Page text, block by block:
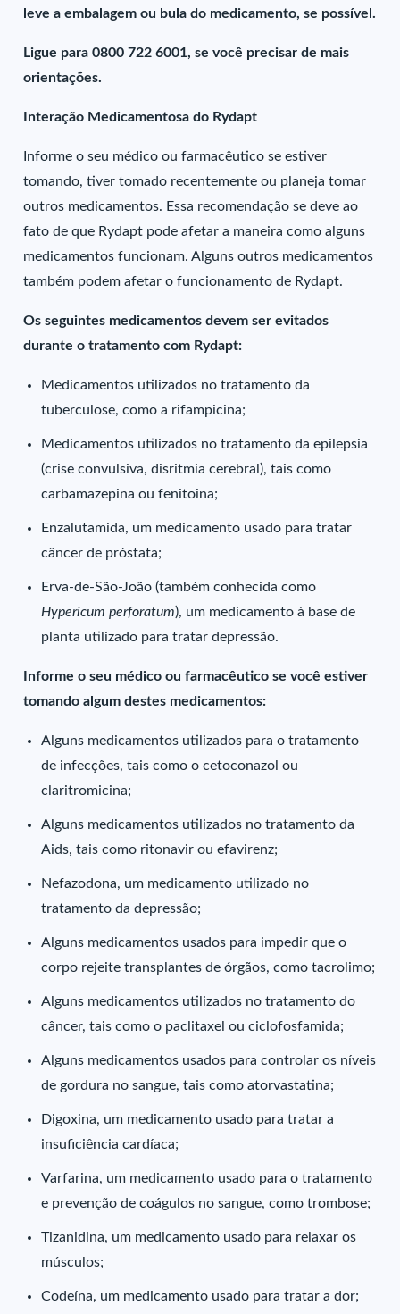
leve a embalagem ou bula do medicamento, se possível.
Ligue para 0800 722 6001, se você precisar de mais
orientações.
Interação Medicamentosa do Rydapt
Informe o seu médico ou farmacêutico se estiver
tomando, tiver tomado recentemente ou planeja tomar
outros medicamentos. Essa recomendação se deve ao
fato de que Rydapt pode afetar a maneira como alguns
medicamentos funcionam. Alguns outros medicamentos
também podem afetar o funcionamento de Rydapt.
Os seguintes medicamentos devem ser evitados
durante o tratamento com Rydapt:
Medicamentos utilizados no tratamento da
tuberculose, como a rifampicina;
Medicamentos utilizados no tratamento da epilepsia
(crise convulsiva, disritmia cerebral), tais como
carbamazepina ou fenitoina;
Enzalutamida, um medicamento usado para tratar
câncer de próstata;
Erva-de-São-João (também conhecida como
Hypericum perforatum), um medicamento à base de
planta utilizado para tratar depressão.
Informe o seu médico ou farmacêutico se você estiver
tomando algum destes medicamentos:
Alguns medicamentos utilizados para o tratamento
de infecções, tais como o cetoconazol ou
claritromicina;
Alguns medicamentos utilizados no tratamento da
Aids, tais como ritonavir ou efavirenz;
Nefazodona, um medicamento utilizado no
tratamento da depressão;
Alguns medicamentos usados para impedir que o
corpo rejeite transplantes de órgãos, como tacrolimo;
Alguns medicamentos utilizados no tratamento do
câncer, tais como o paclitaxel ou ciclofosfamida;
Alguns medicamentos usados para controlar os níveis
de gordura no sangue, tais como atorvastatina;
Digoxina, um medicamento usado para tratar a
insuficiência cardíaca;
Varfarina, um medicamento usado para o tratamento
e prevenção de coágulos no sangue, como trombose;
Tizanidina, um medicamento usado para relaxar os
músculos;
Codeína, um medicamento usado para tratar a dor;